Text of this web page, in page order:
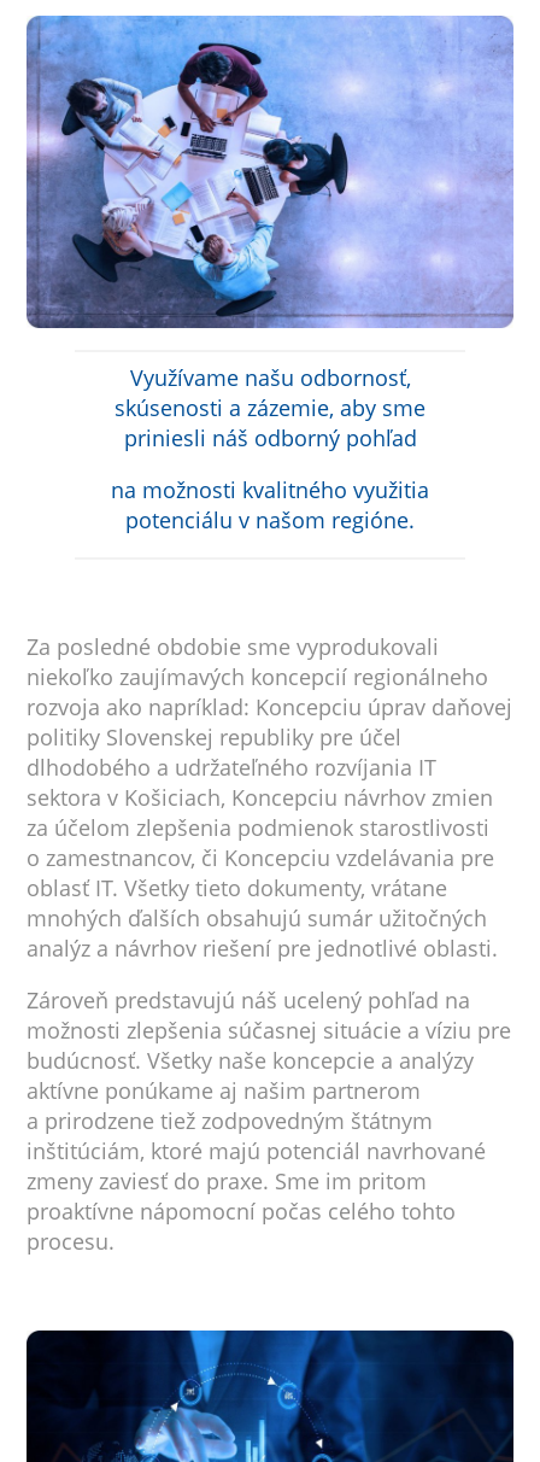
Využívame našu odbornosť,
skúsenosti a zázemie, aby sme
priniesli náš odborný pohľad
na možnosti kvalitného využitia
potenciálu v našom regióne.
Za posledné obdobie sme vyprodukovali
niekoľko zaujímavých koncepcií regionálneho
rozvoja ako napríklad: Koncepciu úprav daňovej
politiky Slovenskej republiky pre účel
dlhodobého a udržateľného rozvíjania IT
sektora v Košiciach, Koncepciu návrhov zmien
za účelom zlepšenia podmienok starostlivosti
o zamestnancov, či Koncepciu vzdelávania pre
oblasť IT. Všetky tieto dokumenty, vrátane
mnohých ďalších obsahujú sumár užitočných
analýz a návrhov riešení pre jednotlivé oblasti.
Zároveň predstavujú náš ucelený pohľad na
možnosti zlepšenia súčasnej situácie a víziu pre
budúcnosť. Všetky naše koncepcie a analýzy
aktívne ponúkame aj našim partnerom
a prirodzene tiež zodpovedným štátnym
inštitúciám, ktoré majú potenciál navrhované
zmeny zaviesť do praxe. Sme im pritom
proaktívne nápomocní počas celého tohto
procesu.